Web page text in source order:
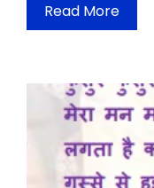
Read More